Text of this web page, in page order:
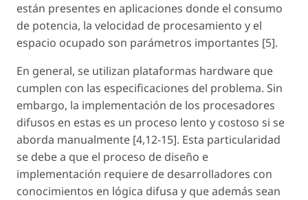
están presentes en aplicaciones donde el consumo
de potencia, la velocidad de procesamiento y el
espacio ocupado son parámetros importantes [5].
En general, se utilizan plataformas hardware que
cumplen con las especificaciones del problema. Sin
embargo, la implementación de los procesadores
difusos en estas es un proceso lento y costoso si se
aborda manualmente [4,12-15]. Esta particularidad
se debe a que el proceso de diseño e
implementación requiere de desarrolladores con
conocimientos en lógica difusa y que además sean